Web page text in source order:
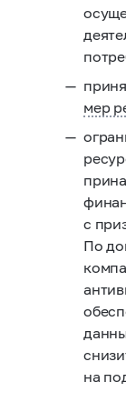
мер
с
По
на